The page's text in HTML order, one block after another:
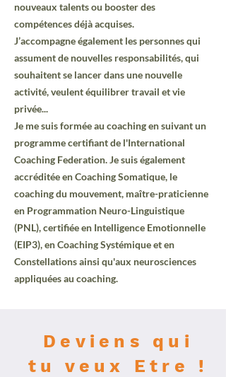
nouveaux talents ou booster des
compétences déjà acquises.
J’accompagne également les personnes qui
assument de nouvelles responsabilités, qui
souhaitent se lancer dans une nouvelle
activité, veulent équilibrer travail et vie
privée...
Je me suis formée au coaching en suivant un
programme certifiant de l'International
Coaching Federation. Je suis également
accréditée en Coaching Somatique, le
coaching du mouvement, maître-praticienne
en Programmation Neuro-Linguistique
(PNL), certifiée en Intelligence Emotionnelle
(EIP3), enCoaching Systémique et en
Constellations ainsi qu'aux neurosciences
appliquées au coaching.
Deviens qui
tu veux Etre !